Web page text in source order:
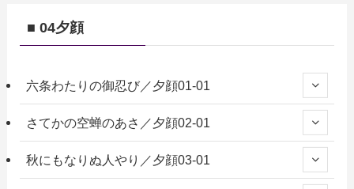
■ 04夕顔
六条わたりの御忍び／夕顔01-01
さてかの空蝉のあさ／夕顔02-01
秋にもなりぬ人やり／夕顔03-01